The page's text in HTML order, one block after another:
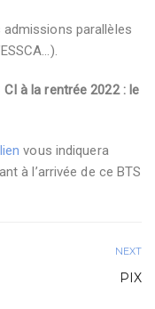
parallèles
à la rentrée 2022 : le
vous indiquera
à l’arrivée de ce BTS
NEXT
PIX